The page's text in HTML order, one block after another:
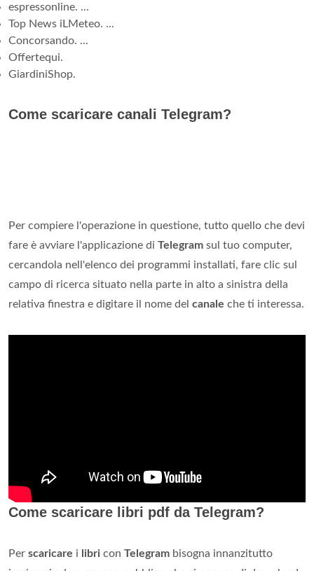
espressonline. ...
Top News iLMeteo. ...
Concorsando. ...
Offertequi.
GiardiniShop.
Come scaricare canali Telegram?
Per compiere l'operazione in questione, tutto quello che devi
fare è avviare l'applicazione di Telegram sul tuo computer,
cercandola nell'elenco dei programmi installati, fare clic sul
campo di ricerca situato nella parte in alto a sinistra della
relativa finestra e digitare il nome del canale che ti interessa.
Come scaricare libri pdf da Telegram?
Per scaricare i libri con Telegram bisogna innanzitutto